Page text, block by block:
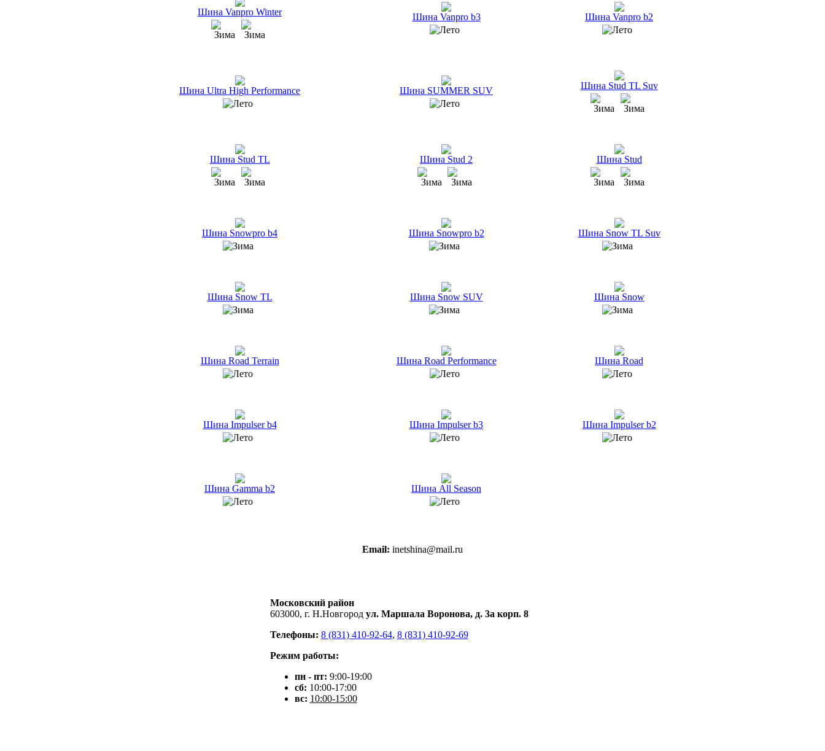
Шина Vanpro Winter Шина Vanpro b3 Шина Vanpro b2
Шина Ultra High Performance Шина SUMMER SUV Шина Stud TL Suv
Шина Stud TL Шина Stud 2 Шина Stud
Шина Snowpro b4 Шина Snowpro b2 Шина Snow TL Suv
Шина Snow TL Шина Snow SUV Шина Snow
Шина Road Terrain Шина Road Performance Шина Road
Шина Impulser b4 Шина Impulser b3 Шина Impulser b2
Шина Gamma b2 Шина All Season
Email: inetshina@mail.ru
Московский район
603000, г. Н.Новгород ул. Маршала Воронова, д. 3а корп. 8
Телефоны: 8 (831) 410-92-64, 8 (831) 410-92-69
Режим работы:
пн - пт: 9:00-19:00
сб: 10:00-17:00
вс: 10:00-15:00